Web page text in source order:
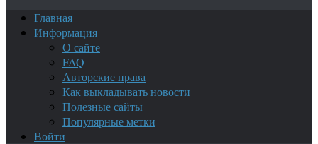
Главная
Информация
О сайте
FAQ
Авторские права
Как выкладывать новости
Полезные сайты
Популярные метки
Войти